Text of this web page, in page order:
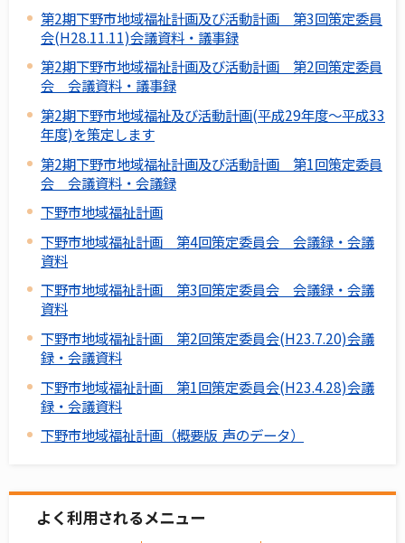
第2期下野市地域福祉計画及び活動計画 第3回策定委員
会(H28.11.11)会議資料・議事録
第2期下野市地域福祉計画及び活動計画 第2回策定委員
会 会議資料・議事録
第2期下野市地域福祉及び活動計画(平成29年度～平成33
年度)を策定します
第2期下野市地域福祉計画及び活動計画 第1回策定委員
会 会議資料・会議録
下野市地域福祉計画
下野市地域福祉計画 第4回策定委員会 会議録・会議
資料
下野市地域福祉計画 第3回策定委員会 会議録・会議
資料
下野市地域福祉計画 第2回策定委員会(H23.7.20)会議
録・会議資料
下野市地域福祉計画 第1回策定委員会(H23.4.28)会議
録・会議資料
下野市地域福祉計画（概要版 声のデータ）
よく利用されるメニュー